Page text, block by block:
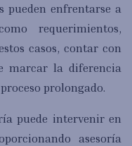
pueden enfrentarse a
requerimientos,
casos, contar con
marcar la diferencia
prolongado.
puede intervenir en
asesoría